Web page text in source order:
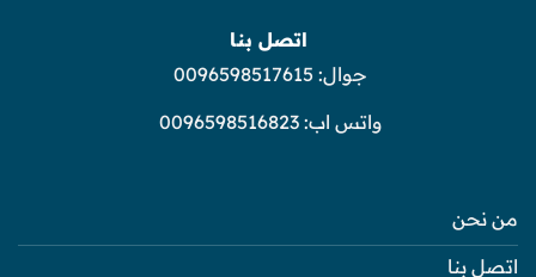
اتصل بنا
جوال: 0096598517615
واتس اب:0096598516823
من نحن
اتصل بنا